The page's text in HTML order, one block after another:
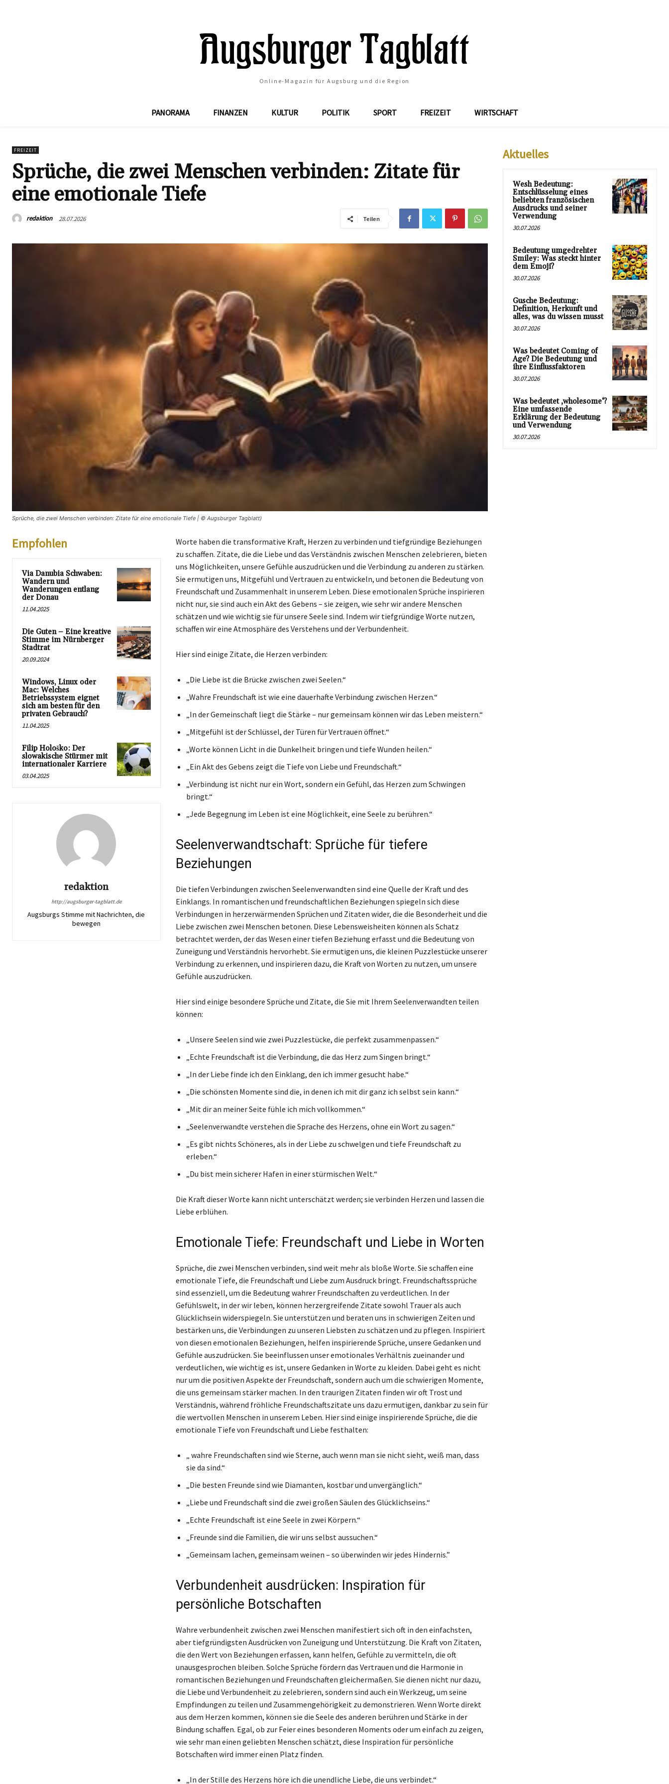
Online-Magazin für Augsburg und die Region
PANORAMA FINANZEN KULTUR POLITIK SPORT FREIZEIT WIRTSCHAFT
FREIZEIT
Sprüche, die zwei Menschen verbinden: Zitate für
eine emotionale Tiefe
redaktion 28.07.2026 Teilen
Sprüche, die zwei Menschen verbinden: Zitate für eine emotionale Tiefe | © Augsburger Tagblatt)
Empfohlen
Via Danubia Schwaben:
Wandern und
Wanderungen entlang
der Donau
11.04.2025
Die Guten – Eine kreative
Stimme im Nürnberger
Stadtrat
20.09.2024
Windows, Linux oder
Mac: Welches
Betriebssystem eignet
sich am besten für den
privaten Gebrauch?
11.04.2025
Filip Hološko: Der
slowakische Stürmer mit
internationaler Karriere
03.04.2025
redaktion
http://augsburger-tagblatt.de
Augsburgs Stimme mit Nachrichten, die
bewegen
Worte haben die transformative Kraft, Herzen zu verbinden und tiefgründige Beziehungen
zu schaffen. Zitate, die die Liebe und das Verständnis zwischen Menschen zelebrieren, bieten
uns Möglichkeiten, unsere Gefühle auszudrücken und die Verbindung zu anderen zu stärken.
Sie ermutigen uns, Mitgefühl und Vertrauen zu entwickeln, und betonen die Bedeutung von
Freundschaft und Zusammenhalt in unserem Leben. Diese emotionalen Sprüche inspirieren
nicht nur, sie sind auch ein Akt des Gebens – sie zeigen, wie sehr wir andere Menschen
schätzen und wie wichtig sie für unsere Seele sind. Indem wir tiefgründige Worte nutzen,
schaffen wir eine Atmosphäre des Verstehens und der Verbundenheit.
Hier sind einige Zitate, die Herzen verbinden:
„Die Liebe ist die Brücke zwischen zwei Seelen.“
„Wahre Freundschaft ist wie eine dauerhafte Verbindung zwischen Herzen.“
„In der Gemeinschaft liegt die Stärke – nur gemeinsam können wir das Leben meistern.“
„Mitgefühl ist der Schlüssel, der Türen für Vertrauen öffnet.“
„Worte können Licht in die Dunkelheit bringen und tiefe Wunden heilen.“
„Ein Akt des Gebens zeigt die Tiefe von Liebe und Freundschaft.“
„Verbindung ist nicht nur ein Wort, sondern ein Gefühl, das Herzen zum Schwingen
bringt.“
„Jede Begegnung im Leben ist eine Möglichkeit, eine Seele zu berühren.“
Seelenverwandtschaft: Sprüche für tiefere
Beziehungen
Die tiefen Verbindungen zwischen Seelenverwandten sind eine Quelle der Kraft und des
Einklangs. In romantischen und freundschaftlichen Beziehungen spiegeln sich diese
Verbindungen in herzerwärmenden Sprüchen und Zitaten wider, die die Besonderheit und die
Liebe zwischen zwei Menschen betonen. Diese Lebensweisheiten können als Schatz
betrachtet werden, der das Wesen einer tiefen Beziehung erfasst und die Bedeutung von
Zuneigung und Verständnis hervorhebt. Sie ermutigen uns, die kleinen Puzzlestücke unserer
Verbindung zu erkennen, und inspirieren dazu, die Kraft von Worten zu nutzen, um unsere
Gefühle auszudrücken.
Hier sind einige besondere Sprüche und Zitate, die Sie mit Ihrem Seelenverwandten teilen
können:
„Unsere Seelen sind wie zwei Puzzlestücke, die perfekt zusammenpassen.“
„Echte Freundschaft ist die Verbindung, die das Herz zum Singen bringt.“
„In der Liebe finde ich den Einklang, den ich immer gesucht habe.“
„Die schönsten Momente sind die, in denen ich mit dir ganz ich selbst sein kann.“
„Mit dir an meiner Seite fühle ich mich vollkommen.“
„Seelenverwandte verstehen die Sprache des Herzens, ohne ein Wort zu sagen.“
„Es gibt nichts Schöneres, als in der Liebe zu schwelgen und tiefe Freundschaft zu
erleben.“
„Du bist mein sicherer Hafen in einer stürmischen Welt.“
Die Kraft dieser Worte kann nicht unterschätzt werden; sie verbinden Herzen und lassen die
Liebe erblühen.
Emotionale Tiefe: Freundschaft und Liebe in Worten
Sprüche, die zwei Menschen verbinden, sind weit mehr als bloße Worte. Sie schaffen eine
emotionale Tiefe, die Freundschaft und Liebe zum Ausdruck bringt. Freundschaftssprüche
sind essenziell, um die Bedeutung wahrer Freundschaften zu verdeutlichen. In der
Gefühlswelt, in der wir leben, können herzergreifende Zitate sowohl Trauer als auch
Glücklichsein widerspiegeln. Sie unterstützen und beraten uns in schwierigen Zeiten und
bestärken uns, die Verbindungen zu unseren Liebsten zu schätzen und zu pflegen. Inspiriert
von diesen emotionalen Beziehungen, helfen inspirierende Sprüche, unsere Gedanken und
Gefühle auszudrücken. Sie beeinflussen unser emotionales Verhältnis zueinander und
verdeutlichen, wie wichtig es ist, unsere Gedanken in Worte zu kleiden. Dabei geht es nicht
nur um die positiven Aspekte der Freundschaft, sondern auch um die schwierigen Momente,
die uns gemeinsam stärker machen. In den traurigen Zitaten finden wir oft Trost und
Verständnis, während fröhliche Freundschaftszitate uns dazu ermutigen, dankbar zu sein für
die wertvollen Menschen in unserem Leben. Hier sind einige inspirierende Sprüche, die die
emotionale Tiefe von Freundschaft und Liebe festhalten:
„ wahre Freundschaften sind wie Sterne, auch wenn man sie nicht sieht, weiß man, dass
sie da sind.“
„Die besten Freunde sind wie Diamanten, kostbar und unvergänglich.“
„Liebe und Freundschaft sind die zwei großen Säulen des Glücklichseins.“
„Echte Freundschaft ist eine Seele in zwei Körpern.“
„Freunde sind die Familien, die wir uns selbst aussuchen.“
„Gemeinsam lachen, gemeinsam weinen – so überwinden wir jedes Hindernis.”
Verbundenheit ausdrücken: Inspiration für
persönliche Botschaften
Wahre verbundenheit zwischen zwei Menschen manifestiert sich oft in den einfachsten,
aber tiefgründigsten Ausdrücken von Zuneigung und Unterstützung. Die Kraft von Zitaten,
die den Wert von Beziehungen erfassen, kann helfen, Gefühle zu vermitteln, die oft
unausgesprochen bleiben. Solche Sprüche fördern das Vertrauen und die Harmonie in
romantischen Beziehungen und Freundschaften gleichermaßen. Sie dienen nicht nur dazu,
die Liebe und Verbundenheit zu zelebrieren, sondern sind auch ein Werkzeug, um seine
Empfindungen zu teilen und Zusammengehörigkeit zu demonstrieren. Wenn Worte direkt
aus dem Herzen kommen, können sie die Seele des anderen berühren und Stärke in der
Bindung schaffen. Egal, ob zur Feier eines besonderen Moments oder um einfach zu zeigen,
wie sehr man einen geliebten Menschen schätzt, diese Inspiration für persönliche
Botschaften wird immer einen Platz finden.
„In der Stille des Herzens höre ich die unendliche Liebe, die uns verbindet.“
Aktuelles
Wesh Bedeutung:
Entschlüsselung eines
beliebten französischen
Ausdrucks und seiner
Verwendung
30.07.2026
Bedeutung umgedrehter
Smiley: Was steckt hinter
dem Emoji?
30.07.2026
Gusche Bedeutung:
Definition, Herkunft und
alles, was du wissen musst
30.07.2026
Was bedeutet Coming of
Age? Die Bedeutung und
ihre Einflussfaktoren
30.07.2026
Was bedeutet ‚wholesome‘?
Eine umfassende
Erklärung der Bedeutung
und Verwendung
30.07.2026